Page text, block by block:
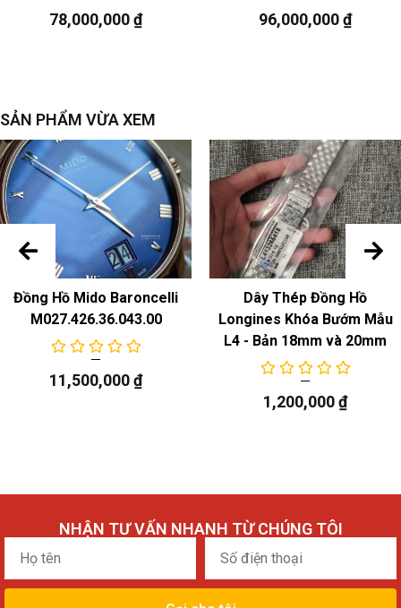
Chuyển động cơ học tự động
78,000,000₫ 96,000,000₫
SẢN PHẨM VỪA XEM
Đồng Hồ Mido Baroncelli
M027.426.36.043.00
11,500,000₫
Dây Thép Đồng Hồ
Longines Khóa Bướm Mẫu
L4 - Bản 18mm và 20mm
1,200,000₫
NHẬN TƯ VẤN NHANH TỪ CHÚNG TÔI
Họ
tên
điện
thoại